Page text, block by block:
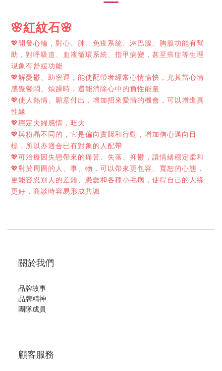
🌸紅紋石🌸
💖 開發心輪，對心、肺、免疫系統、淋巴腺、胸腺功能有幫
助，對呼吸道、血液循環系統、指甲病變，甚至癌症等生理
現象有舒緩功能
💖解憂鬱、助密運，能使配帶者經常心情愉快，尤其當心情
感覺鬱悶、煩躁時，還能消除心中的負性能量
💖使人熱情、願意付出，增加招來愛情的機會，可以增進異
性緣
💖穩定夫婦感情，旺夫
💖與粉晶不同的，它是偏向實踐和行動，增加信心邁向目
標，所以亦適合已有對象的人配帶
💖可治療因失戀帶來的痛苦、失落、抑鬱，讓情緒穩定柔和
💖對於周圍的人、事、物，可以帶來更包容、寬恕的心態，
更能容忍別人的差錯、愚蠢和各種小毛病，使得自己的人緣
更好，商談時容易形成共識
關於我們
品牌故事
品牌精神
團隊成員
顧客服務